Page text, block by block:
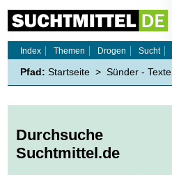
Index
Themen Drogen Sucht
Pfad: Startseite > Sünder - Texte
Durchsuche
Suchtmittel.de